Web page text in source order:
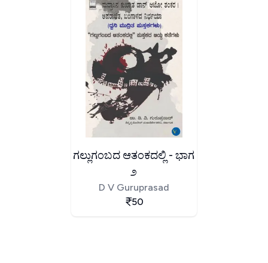
ಗಲ್ಲುಗಂಬದ ಆತಂಕದಲ್ಲಿ - ಭಾಗ
೨
D V Guruprasad
50